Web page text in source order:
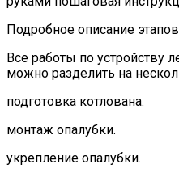
Подробное описание
Все работы по устройству
можно разделить на
подготовка котлована.
монтаж опалубки.
укрепление опалубки.